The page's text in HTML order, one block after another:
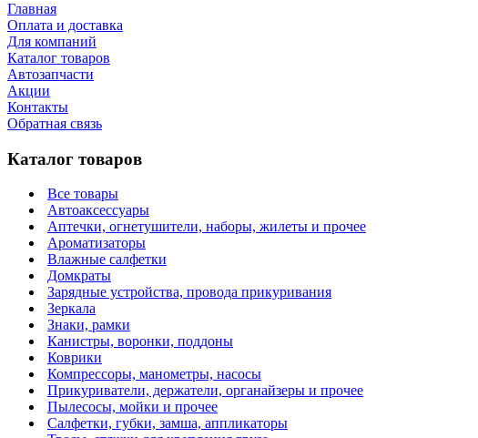
Главная
Оплата и доставка
Для компаний
Каталог товаров
Автозапчасти
Акции
Контакты
Обратная связь
Каталог товаров
Все товары
Автоаксессуары
Аптечки, огнетушители, наборы, жилеты и прочее
Ароматизаторы
Влажные салфетки
Домкраты
Зарядные устройства, провода прикуривания
Зеркала
Знаки, рамки
Канистры, воронки, поддоны
Коврики
Компрессоры, манометры, насосы
Прикуриватели, держатели, органайзеры и прочее
Пылесосы, мойки и прочее
Салфетки, губки, замша, аппликаторы